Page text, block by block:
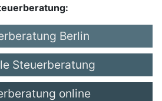
Berlin
Steuerberatung
online